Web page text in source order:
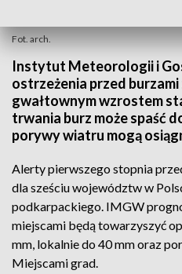
Fot. arch.
Instytut Meteorologii i
ostrzeżenia przed
gwałtownym wzrostem
trwania burz może spaść
porywy wiatru mogą
Alerty pierwszego stopnia
dla sześciu województw w
podkarpackiego. IMGW
miejscami będą towarzyszyć
mm, lokalnie do 40 mm oraz
Miejscami grad.